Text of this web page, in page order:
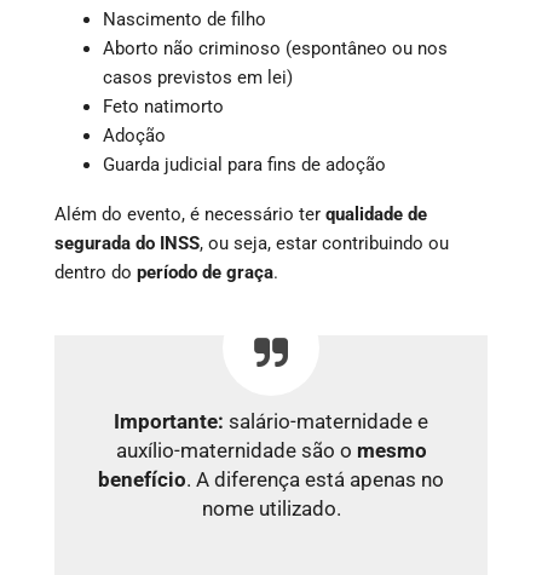
Nascimento de filho
Aborto não criminoso (espontâneo ou nos
casos previstos em lei)
Feto natimorto
Adoção
Guarda judicial para fins de adoção
Além do evento, é necessário ter qualidade de
segurada do INSS, ou seja, estar contribuindo ou
dentro do período de graça.
Importante: salário-maternidade e
auxílio-maternidade são o mesmo
benefício. A diferença está apenas no
nome utilizado.